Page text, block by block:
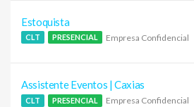
Estoquista
CLT PRESENCIAL Empresa Confidencial
Assistente Eventos | Caxias
CLT PRESENCIAL Empresa Confidencial